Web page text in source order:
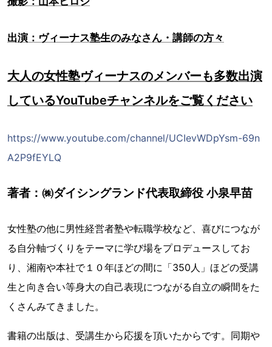
出演：ヴィーナス塾生のみなさん・講師の方々
大人の女性塾ヴィーナスのメンバーも多数出演
しているYouTubeチャンネルをご覧ください
https://www.youtube.com/channel/UCIevWDpYsm-69n
A2P9fEYLQ
著者：㈱ダイシングランド代表取締役 小泉早苗
女性塾の他に男性経営者塾や転職学校など、喜びにつなが
る自分軸づくりをテーマに学び場をプロデュースしてお
り、湘南や本社で１０年ほどの間に「350人」ほどの受講
生と向き合い等身大の自己表現につながる自立の瞬間をた
くさんみてきました。
書籍の出版は、受講生から応援を頂いたからです。同期や